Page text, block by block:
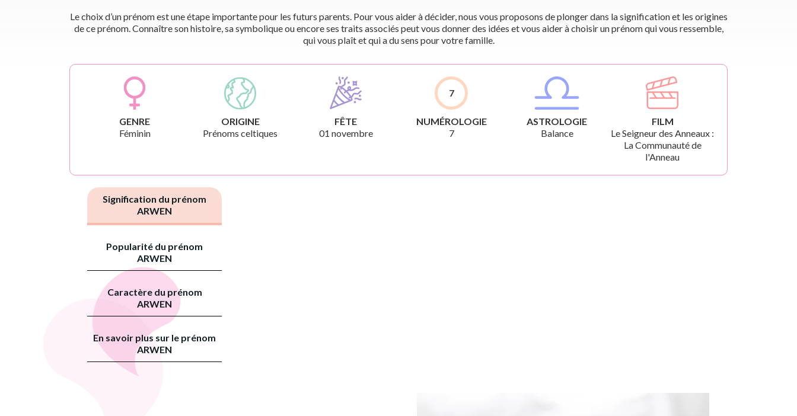
Le choix d’un prénom est une étape importante pour les futurs parents. Pour vous aider à décider, nous vous proposons de plonger dans la signification et les origines
de ce prénom. Connaître son histoire, sa symbolique ou encore ses traits associés peut vous donner des idées et vous aider à choisir un prénom qui vous ressemble,
qui vous plaît et qui a du sens pour votre famille.
GENRE
Féminin
ORIGINE
Prénoms celtiques
FÊTE
01 novembre
7
NUMÉROLOGIE
7
ASTROLOGIE
Balance
FILM
Le Seigneur des Anneaux :
La Communauté de
l'Anneau
Signification du prénom
ARWEN
Popularité du prénom
ARWEN
Caractère du prénom
ARWEN
En savoir plus sur le prénom
ARWEN